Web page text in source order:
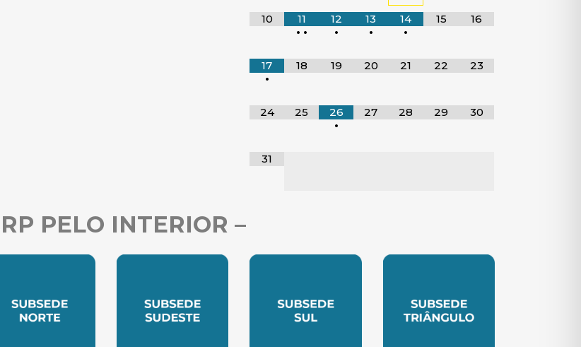
10
11
• •
12
•
13
•
14
•
15 16
17
•
18 19 20 21 22 23
24 25
26
•
27 28 29 30
31
PELO INTERIOR –